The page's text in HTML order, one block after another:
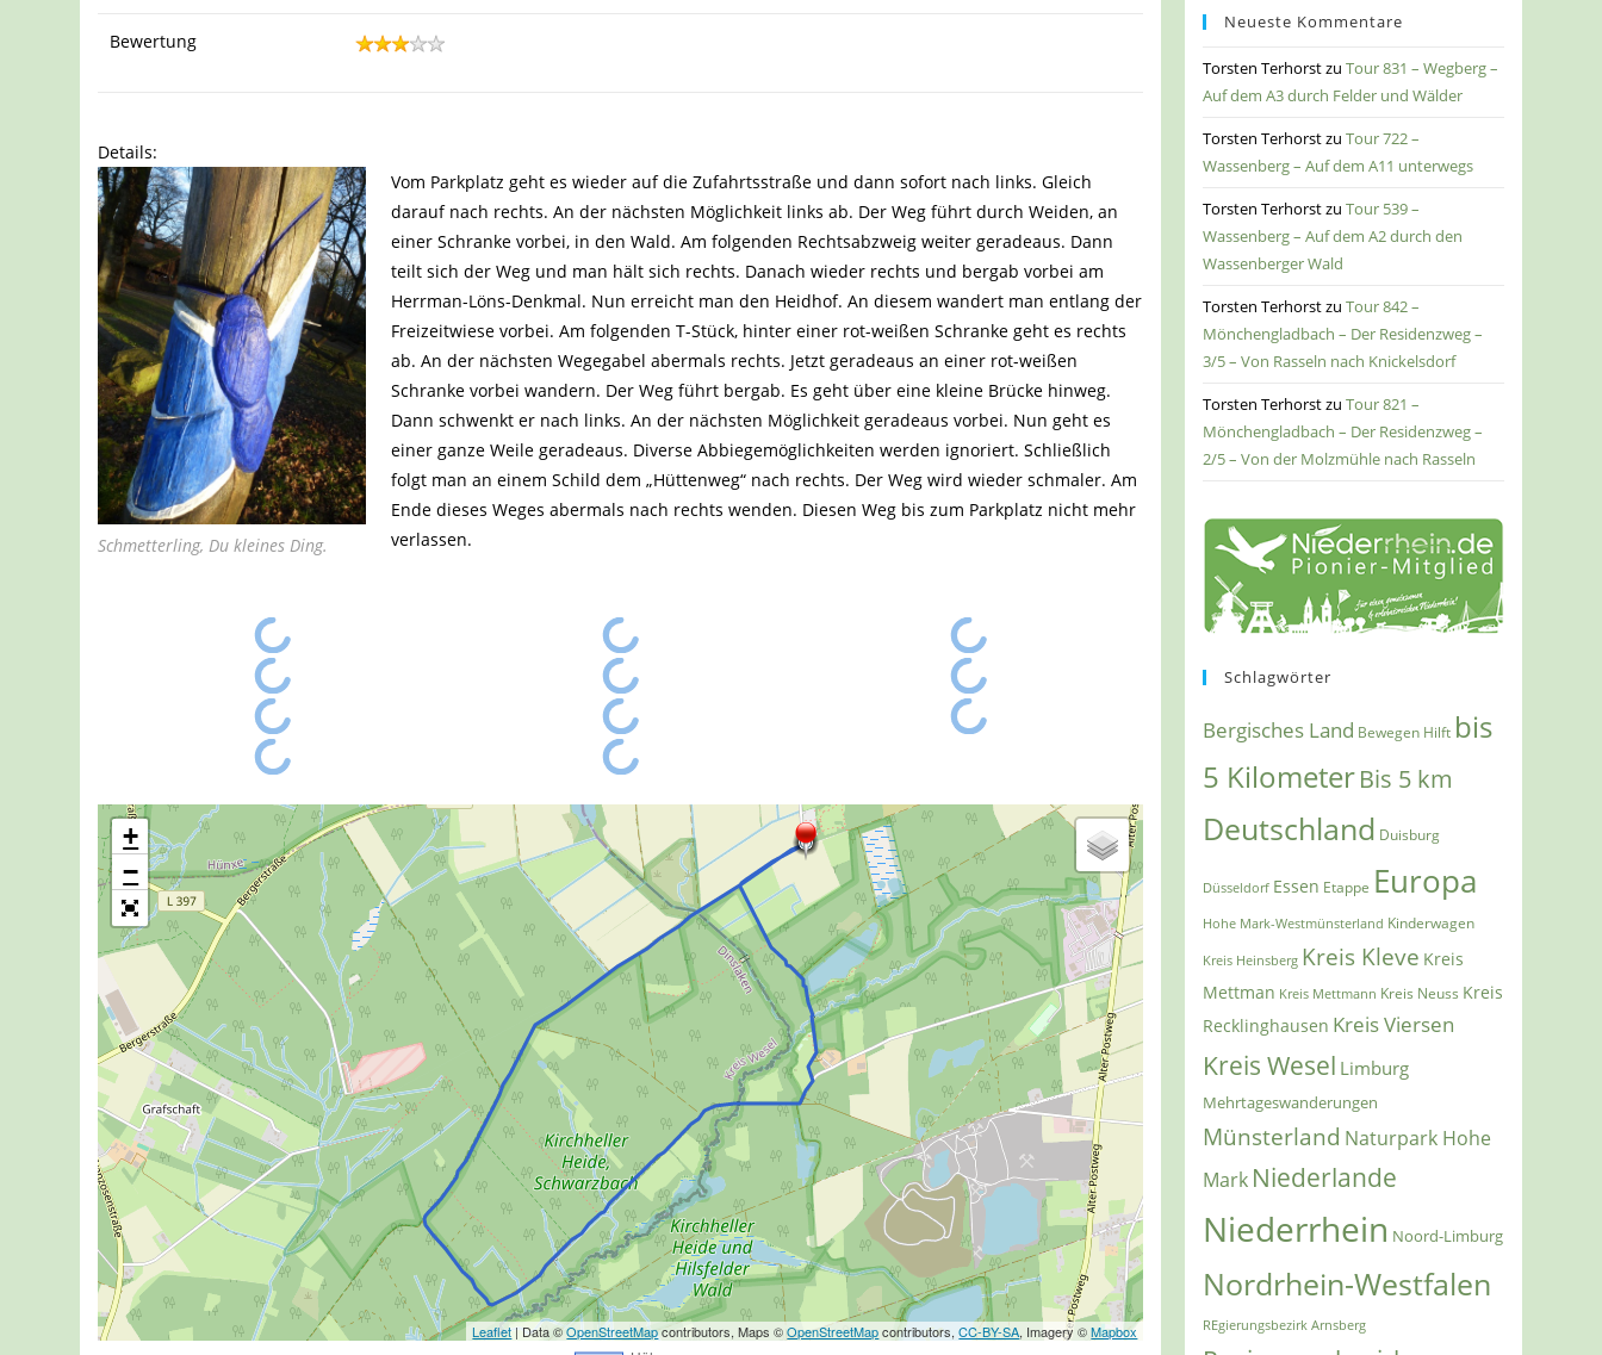
Bewertung
Details:
Schmetterling, Du kleines Ding.
Vom Parkplatz geht es wieder auf die Zufahrtsstraße und dann sofort nach links. Gleich
darauf nach rechts. An der nächsten Möglichkeit links ab. Der Weg führt durch Weiden, an
einer Schranke vorbei, in den Wald. Am folgenden Rechtsabzweig weiter geradeaus. Dann
teilt sich der Weg und man hält sich rechts. Danach wieder rechts und bergab vorbei am
Herrman-Löns-Denkmal. Nun erreicht man den Heidhof. An diesem wandert man entlang der
Freizeitwiese vorbei. Am folgenden T-Stück, hinter einer rot-weißen Schranke geht es rechts
ab. An der nächsten Wegegabel abermals rechts. Jetzt geradeaus an einer rot-weißen
Schranke vorbei wandern. Der Weg führt bergab. Es geht über eine kleine Brücke hinweg.
Dann schwenkt er nach links. An der nächsten Möglichkeit geradeaus vorbei. Nun geht es
einer ganze Weile geradeaus. Diverse Abbiegemöglichkeiten werden ignoriert. Schließlich
folgt man an einem Schild dem „Hüttenweg“ nach rechts. Der Weg wird wieder schmaler. Am
Ende dieses Weges abermals nach rechts wenden. Diesen Weg bis zum Parkplatz nicht mehr
verlassen.
+
−
Leaflet | Data ©OpenStreetMapcontributors, Maps ©OpenStreetMapcontributors,CC-BY-SA, Imagery ©Mapbox
Neueste Kommentare
Torsten TerhorstzuTour 831 – Wegberg –
Auf dem A3 durch Felder und Wälder
Torsten TerhorstzuTour 722 –
Wassenberg – Auf dem A11 unterwegs
Torsten TerhorstzuTour 539 –
Wassenberg – Auf dem A2 durch den
Wassenberger Wald
Torsten TerhorstzuTour 842 –
Mönchengladbach – Der Residenzweg –
3/5 – Von Rasseln nach Knickelsdorf
Torsten TerhorstzuTour 821 –
Mönchengladbach – Der Residenzweg –
2/5 – Von der Molzmühle nach Rasseln
Schlagwörter
Bergisches Land Bewegen Hilft bis
5 KilometerBis 5 km
Deutschland Duisburg
Düsseldorf Essen Etappe Europa
Hohe Mark-Westmünsterland Kinderwagen
Kreis Heinsberg Kreis Kleve Kreis
Mettman Kreis Mettmann Kreis Neuss Kreis
Recklinghausen Kreis Viersen
Kreis Wesel Limburg
Mehrtageswanderungen
Münsterland Naturpark Hohe
Mark Niederlande
Niederrhein Noord-Limburg
Nordrhein-Westfalen
REgierungsbezirk Arnsberg